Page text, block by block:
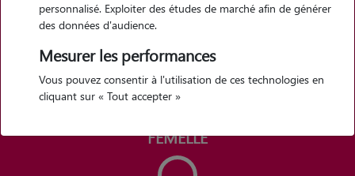
FEMELLE
personnalisé. Exploiter des études de marché afin de générer
des données d'audience.
Mesurer les performances
Vous pouvez consentir à l'utilisation de ces technologies en
cliquant sur « Tout accepter »